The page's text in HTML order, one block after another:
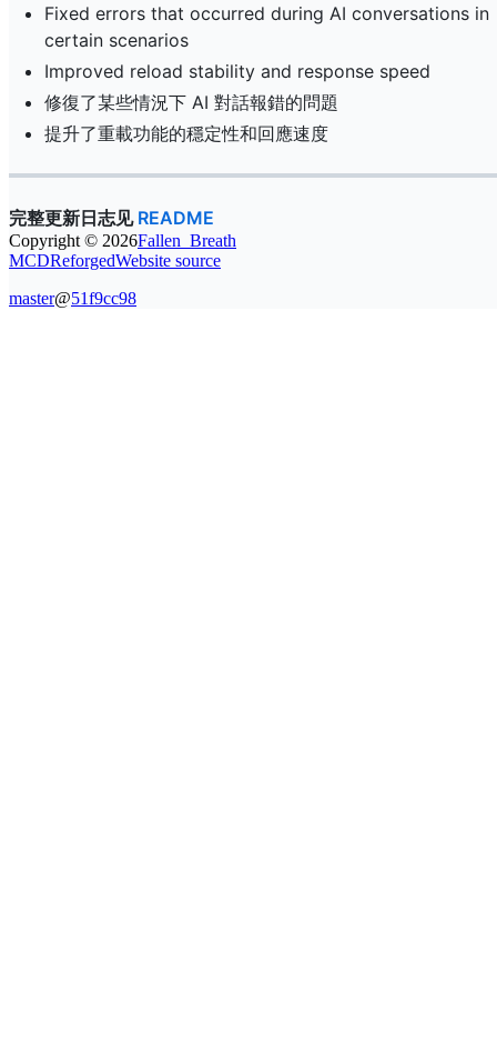
Fixed errors that occurred during AI conversations in
certain scenarios
Improved reload stability and response speed
修復了某些情況下 AI 對話報錯的問題
提升了重載功能的穩定性和回應速度
完整更新日志见 README
Copyright © 2026Fallen_Breath
MCDReforgedWebsite source
master@51f9cc98